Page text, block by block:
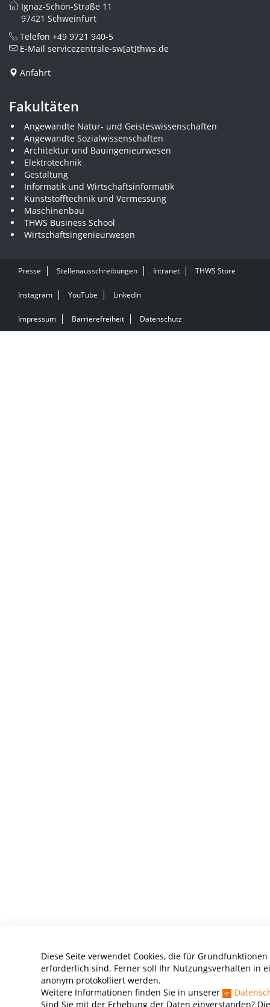
Diese Seite verwendet Cookies, die für
erforderlich sind. Ferner soll Ihr Nutzungsverhalten in
anonym protokolliert werden.
Weitere Informationen finden Sie in unserer
Sind Sie mit der Erhebung der Daten einverstanden?
Ignaz-Schön-Straße 11
97421 Schweinfurt
Telefon +49 9721 940-5
E-Mail servicezentrale-sw[at]thws.de
Anfahrt
Fakultäten
Angewandte Natur- und Geisteswissenschaften
Angewandte Sozialwissenschaften
Architektur und Bauingenieurwesen
Elektrotechnik
Gestaltung
Informatik und Wirtschaftsinformatik
Kunststofftechnik und Vermessung
Maschinenbau
THWS Business School
Wirtschaftsingenieurwesen
Presse Stellenausschreibungen Intranet THWS Store
Instagram YouTube LinkedIn
Impressum Barrierefreiheit Datenschutz